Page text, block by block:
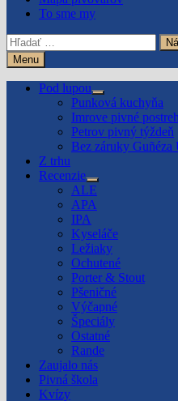
To sme my
Hľadať:
Menu
Pod lupou
Show
sub
menu
Punková kuchyňa
Imrove pivné
Petrov pivný týždeň
Bez záruky Guñéza
Z trhu
Recenzie
Show
sub
menu
ALE
APA
IPA
Kyseláče
Ležiaky
Ochutené
Porter & Stout
Pšeničné
Výčapné
Špeciály
Ostatné
Rande
Zaujalo nás
Pivná škola
Kvízy